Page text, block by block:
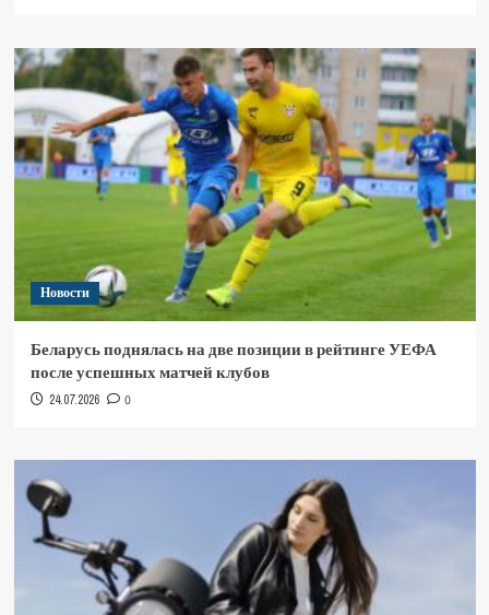
Новости
Беларусь поднялась на две позиции в рейтинге УЕФА
после успешных матчей клубов
24.07.2026 0